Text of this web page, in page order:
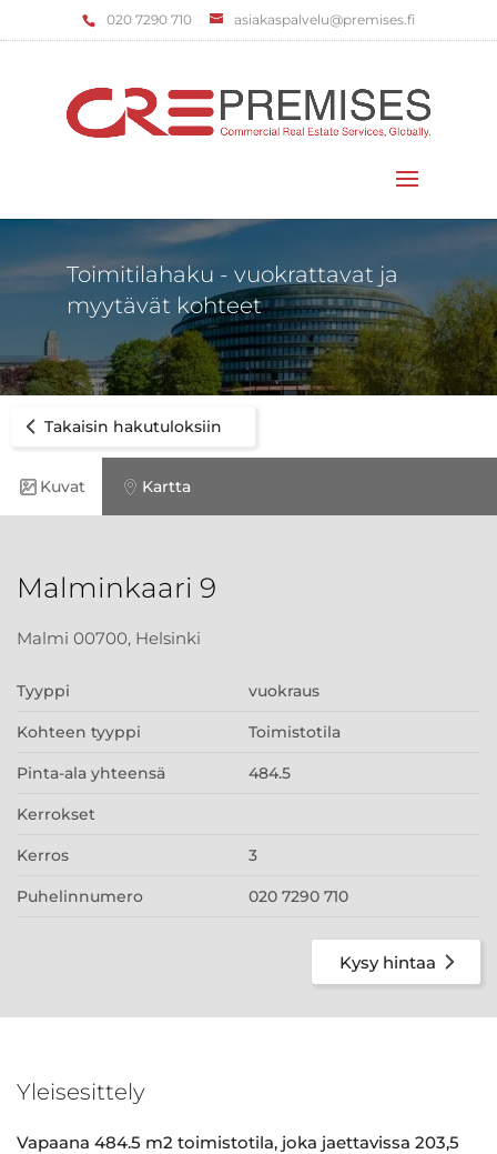
‌020 7290 710 asiakaspalvelu@premises.fi
Toimitilahaku - vuokrattavat ja
myytävät kohteet
Takaisin hakutuloksiin
Kuvat Kartta
Malminkaari 9
Malmi 00700, Helsinki
Tyyppi vuokraus
Kohteen tyyppi Toimistotila
Pinta-ala yhteensä 484.5
Kerrokset
Kerros 3
Puhelinnumero 020 7290 710
Kysy hintaa
Yleisesittely
Vapaana 484.5 m2 toimistotila, joka jaettavissa 203,5